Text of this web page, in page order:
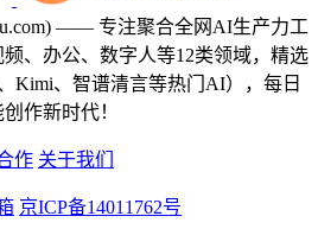
—— 专注聚合全网AI生产力工
、办公、数字人等12类领域，精选
Kimi、智谱清言等热门AI），每日
作新时代！
作 关于我们
京ICP备14011762号